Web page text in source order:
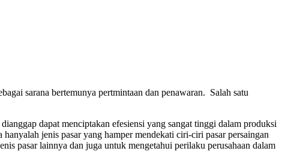
sarana bertemunya pertmintaan dan penawaran. Salah satu
dapat menciptakan efesiensi yang sangat tinggi dalam produksi
jenis pasar yang hamper mendekati ciri-ciri pasar persaingan
pasar lainnya dan juga untuk mengetahui perilaku perusahaan dalam